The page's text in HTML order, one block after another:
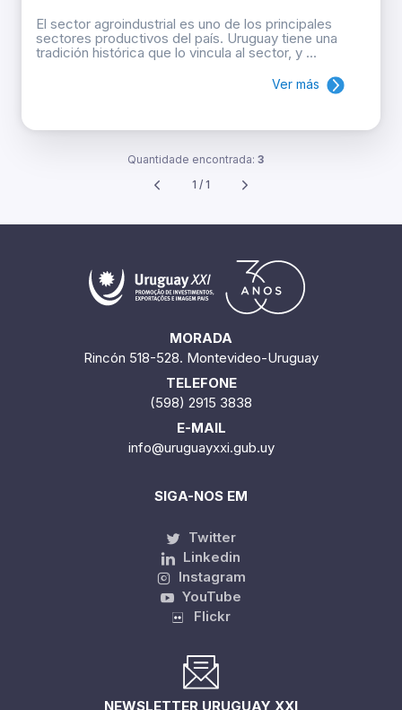
El sector agroindustrial es uno de los principales
sectores productivos del país. Uruguay tiene una
tradición histórica que lo vincula al sector, y ...
Ver más
Quantidade encontrada: 3
1 / 1
MORADA
Rincón 518-528. Montevideo-Uruguay
TELEFONE
(598) 2915 3838
E-MAIL
info@uruguayxxi.gub.uy
SIGA-NOS EM
Twitter
Linkedin
Instagram
YouTube
Flickr
NEWSLETTER URUGUAY XXI